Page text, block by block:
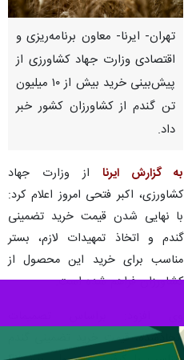
تهران- ایرنا- معاون برنامه‌ریزی و
اقتصادی وزارت جهاد کشاورزی از
پیش‌بینی خرید بیش از ۱۰ میلیون
تن گندم از کشاورزان کشور خبر
داد.
به گزارش ایرنا از وزارت جهاد
کشاورزی، اکبر فتحی امروز اعلام کرد:
با نهایی‌ شدن قیمت خرید تضمینی
گندم و اتخاذ تمهیدات لازم، بستر
مناسب برای خرید این محصول از
کشاورزان فراهم شده است.
اتخاذشده، قیمت خرید تضمینی گندم